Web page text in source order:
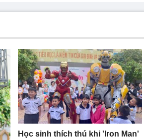
Học sinh thích thú khi 'Iron Man'